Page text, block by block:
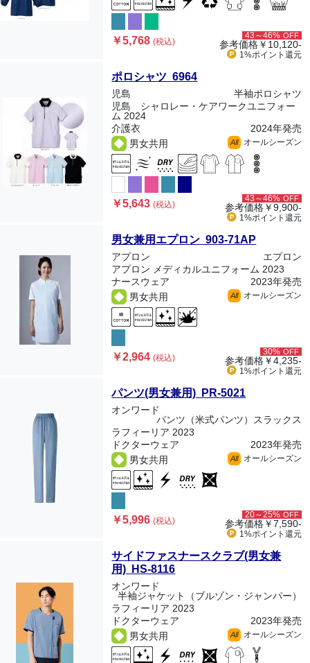
￥5,768(税込)
43～46% OFF
参考価格￥10,120-
1%ポイント 還元
ポロシャツ 6964
児島
半袖ポロシャツ
児島 シャロレー・ケアワークユニフォー
ム 2024
介護衣
2024年発売
男女共用
All オールシーズン
￥5,643(税込)
43～46% OFF
参考価格￥9,900-
1%ポイント 還元
男女兼用エプロン 903-71AP
アプロン
エプロン
アプロン メディカルユニフォーム 2023
ナースウェア
2023年発売
男女共用
All オールシーズン
￥2,964(税込)
30% OFF
参考価格￥4,235-
1%ポイント 還元
パンツ(男女兼用) PR-5021
オンワード
パンツ（米式パンツ）スラックス
ラフィーリア 2023
ドクターウェア
2023年発売
男女共用
All オールシーズン
￥5,996(税込)
20～25% OFF
参考価格￥7,590-
1%ポイント 還元
サイドファスナースクラブ(男女兼
用) HS-8116
オンワード
半袖ジャケット（ブルゾン・ジャンパー）
ラフィーリア 2023
ドクターウェア
2023年発売
男女共用
All オールシーズン